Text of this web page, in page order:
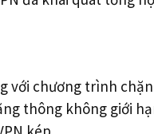
với chương trình
thông không giới